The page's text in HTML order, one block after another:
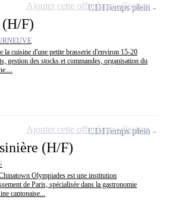
F)
la cuisine d'une petite brasserie d'environ 15-20
gestion des stocks et commandes, organisation du
CDITemps plein
Ajouter cette offre à ma sélection
(H/F)
Olympiades est une institution
de Paris, spécialisée dans la gastronomie
cantonaise...
CDITemps plein
Ajouter cette offre à ma sélection